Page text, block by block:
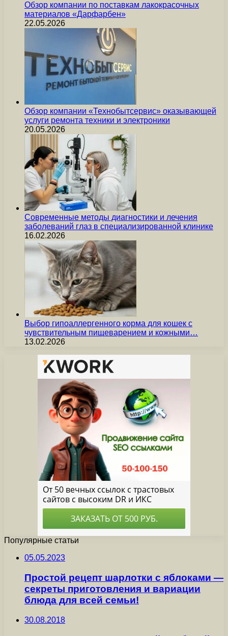
Обзор компании по поставкам лакокрасочных
материалов «Дарфарбен»
22.05.2026
Обзор компании «Технобытсервис» оказывающей
услуги ремонта техники и электроники
20.05.2026
Современные методы диагностики и лечения
заболеваний глаз в специализированной клинике
16.02.2026
Выбор гипоаллергенного корма для кошек с
чувствительным пищеварением и кожными…
13.02.2026
Популярные статьи
05.05.2023
Простой рецепт шарлотки с яблоками —
секреты приготовления и вариации
блюда для всей семьи!
30.08.2018